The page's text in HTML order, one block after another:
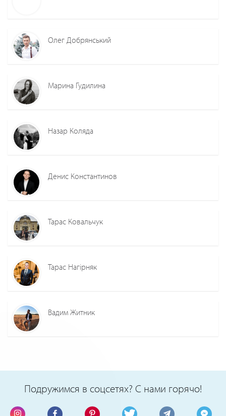
Олег Добрянський
Марина Гудилина
Назар Коляда
Денис Константинов
Тарас Ковальчук
Тарас Нагірняк
Вадим Житник
Подружимся в соцсетях? С нами горячо!